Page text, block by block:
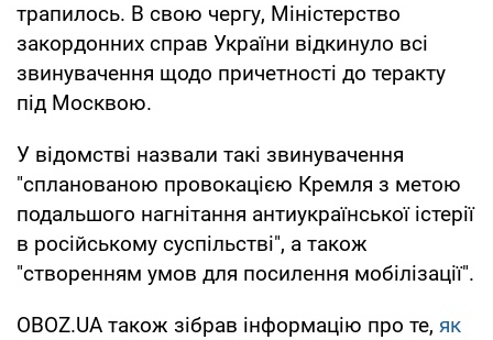
трапилось. В свою чергу, Міністерство
закордонних справ України відкинуло всі
звинувачення щодо причетності до теракту
під Москвою.
У відомстві назвали такі звинувачення
"спланованою провокацією Кремля з метою
подальшого нагнітання антиукраїнської істерії
в російському суспільстві", а також
"створенням умов для посилення мобілізації".
OBOZ.UA також зібрав інформацію про те, як